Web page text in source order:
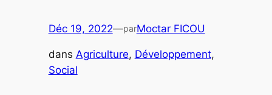
Déc 19, 2022—parMoctar FICOU
dans Agriculture, Développement
Social